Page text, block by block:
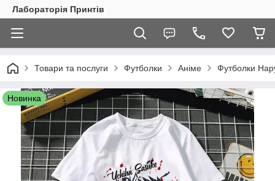
Лабораторія Принтів
Товари та послуги Футболки Аніме Футболки
Новинка